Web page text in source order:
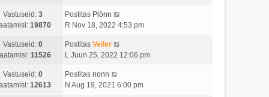
Vastuseid: 3
19870
Postitas Plönn
R Nov 18, 2022 4:53 pm
Vastuseid: 0
11526
Postitas Veiler
L Juun 25, 2022 12:06 pm
Vastuseid: 0
12613
Postitas nonn
N Aug 19, 2021 6:00 pm